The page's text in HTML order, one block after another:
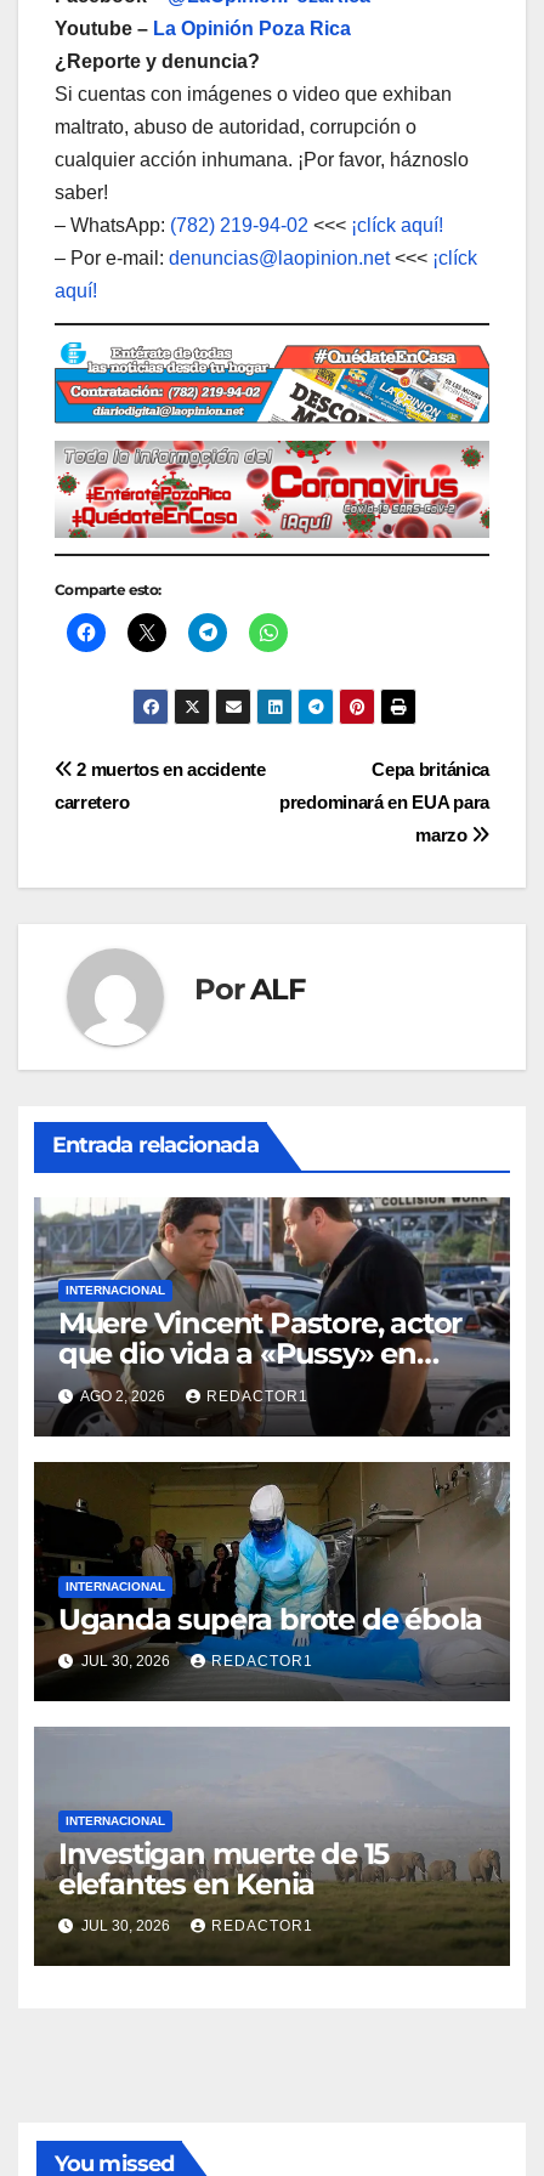
Youtube – La Opinión Poza Rica
¿Reporte y denuncia?
Si cuentas con imágenes o video que exhiban
maltrato, abuso de autoridad, corrupción o
cualquier acción inhumana. ¡Por favor, háznoslo
saber!
– WhatsApp: (782) 219-94-02 <<< ¡clíck aquí!
– Por e-mail: denuncias@laopinion.net<<< ¡clíck
aquí!
Comparte esto:
Navegación
entradas
Cepa británica
predominará en EUA para
marzo
2 muertos en accidente
carretero
PorALF
Entrada relacionada
INTERNACIONAL
Muere Vincent Pastore, actor
que dio vida a «Pussy» en
«Los Soprano»
AGO 2, 2026 REDACTOR1
INTERNACIONAL
Uganda supera brote de ébola
JUL 30, 2026 REDACTOR1
INTERNACIONAL
Investigan muerte de 15
elefantes en Kenia
JUL 30, 2026 REDACTOR1
You missed